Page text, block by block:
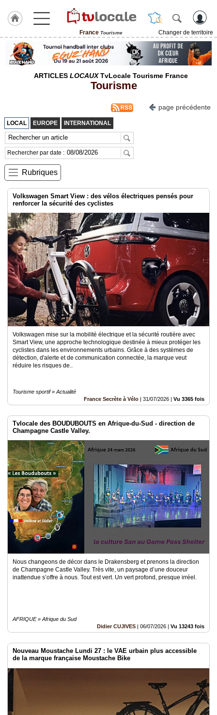
France Tourisme
Changer de territoire
J'adhère
Hulcoq
RUBRIQUES
Agenda
Gazette
Vidéos
du
groupe
Blogs
Prémium
Inscription
annuaire
pro
ARTICLES LOCAUXTvLocale Tourisme France
Tourisme
page précédente
LOCAL EUROPE INTERNATIONAL
Rechercher par date :
Rubriques
Volkswagen Smart View : des vélos électriques pensés pour
renforcer la sécurité des cyclistes
Volkswagen mise sur la mobilité électrique et la sécurité routière avec
Smart View, une approche technologique destinée à mieux protéger les
cyclistes dans les environnements urbains. Grâce à des systèmes de
détection, d'alerte et de communication connectée, la marque veut
réduire les risques de..
Tourisme sportif » Actualité
France Secrète à Vélo | 31/07/2026 | Vu 3365 fois
Tvlocale des BOUDUBOUTS en Afrique-du-Sud - direction de
Champagne Castle Valley.
Nous changeons de décor dans le Drakensberg et prenons la direction
de Champagne Castle Valley. Très vite, un paysage d’une douceur
inattendue s’offre à nous. Tout est vert. Un vert profond, presque irréel.
AFRIQUE » Afrique du Sud
Didier CUJIVES | 06/07/2026 | Vu 13243 fois
Nouveau Moustache Lundi 27 : le VAE urbain plus accessible
de la marque française Moustache Bike